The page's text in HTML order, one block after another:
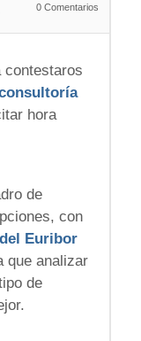
0 Comentarios
contestaros
hora
de
con
Euribor
que analizar
de